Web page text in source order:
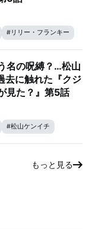
#リリー・フランキー
名の呪縛？…松山
去に触れた『クジ
見た？』第5話
#松山ケンイチ
もっと見る